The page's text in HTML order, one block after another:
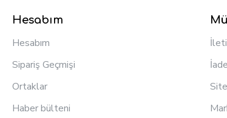
Hesabım
Hesabım
Sipariş Geçmişi
Ortaklar
Haber bülteni